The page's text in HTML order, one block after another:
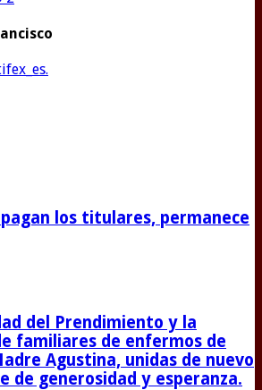
los titulares, permanece
del Prendimiento y la
familiares de enfermos de
Agustina, unidas de nuevo
de generosidad y esperanza.